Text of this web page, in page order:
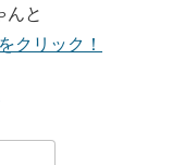
んと
クリック！